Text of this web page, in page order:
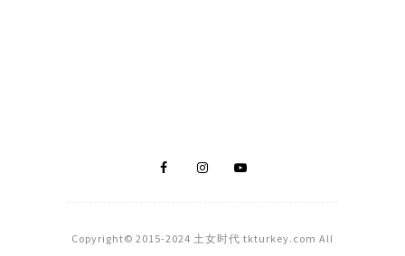
Copyright© 2015-2024 土女时代 tkturkey.com All